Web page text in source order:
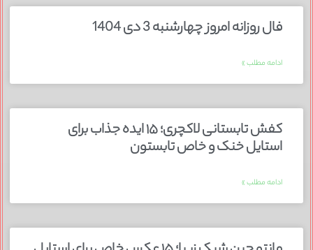
فال روزانه امروز چهارشنبه 3 دی 1404
ادامه مطلب »
کفش تابستانی لاکچری؛ ۱۵ ایده‌ جذاب برای
استایل خنک و خاص تابستون
ادامه مطلب »